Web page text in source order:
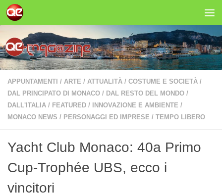
Salta al contenuto
APPUNTAMENTI / ARTE / ATTUALITÀ / COSTUME E SOCIETÀ /
DAL PRINCIPATO DI MONACO / DAL RESTO DEL MONDO /
DALL'ITALIA / FEATURED / INNOVAZIONE E AMBIENTE /
MONACO NEWS / PERSONAGGI ED IMPRESE / TEMPO LIBERO
Yacht Club Monaco: 40a Primo
Cup-Trophée UBS, ecco i
vincitori